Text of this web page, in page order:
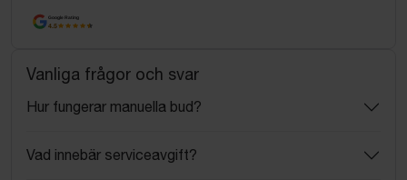
Google Rating
4.5
Vanliga frågor och svar
Hur fungerar manuella bud?
Vad innebär serviceavgift?